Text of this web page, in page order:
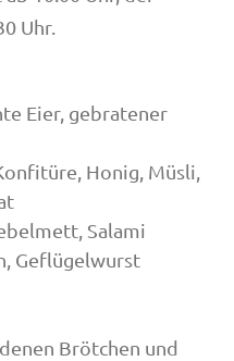
Uhr.
Eier, gebratener
Honig, Müsli,
Salami
Geflügelwurst
Brötchen und